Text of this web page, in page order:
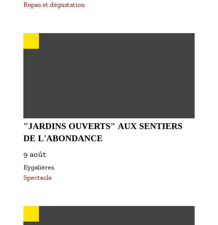
Repas et dégustation
"JARDINS OUVERTS" AUX SENTIERS
DE L'ABONDANCE
9 août
Eygalières
Spectacle